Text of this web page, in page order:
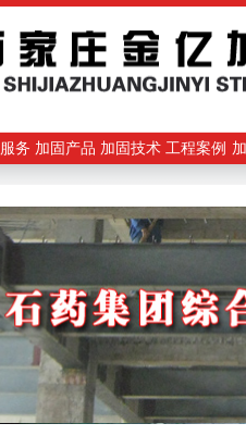
务 加固产品 加固技术 工程案例